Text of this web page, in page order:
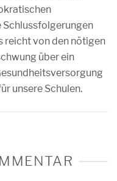
reicht von den nötigen
über ein
unsere Schulen.